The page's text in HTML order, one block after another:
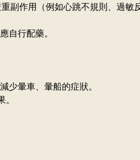
副作用（例如心跳不規則、過敏
自行配藥。
少暈車、暈船的症狀。